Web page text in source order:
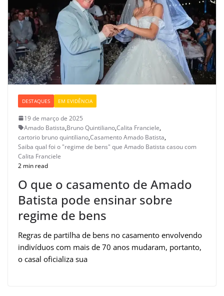
DESTAQUES EM EVIDÊNCIA
19 de março de 2025
Amado Batista,Bruno Quintiliano,Calita Franciele,
cartorio bruno quintiliano,Casamento Amado Batista,
Saiba qual foi o "regime de bens" que Amado Batista casou com
Calita Franciele
2 min read
O que o casamento de Amado
Batista pode ensinar sobre
regime de bens
Regras de partilha de bens no casamento envolvendo
indivíduos com mais de 70 anos mudaram, portanto,
o casal oficializa sua